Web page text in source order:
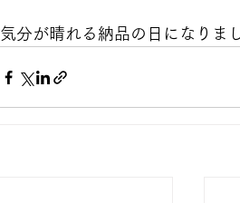
気分が晴れる納品の日になりま